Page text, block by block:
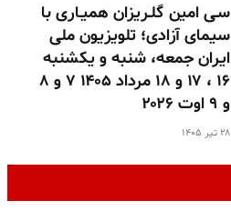
سـی امین گلـریزان همیـاری با
سیمای آزادی؛ تلویزیون ملی
ایران جمعه، شنبه و یکشنبه
۱۶ ، ۱۷ و ۱۸ مرداد ۱۴۰۵ ۷ و ۸
و ۹ اوت ۲۰۲۶
۲۸ تیر ۱۴۰۵